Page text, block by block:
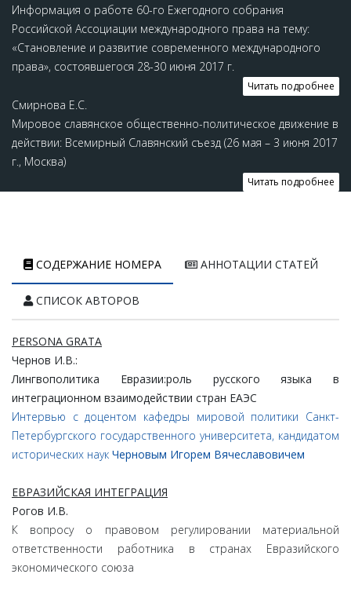
Информация о работе 60-го Ежегодного собрания
Российской Ассоциации международного права на тему:
«Становление и развитие современного международного
права», состоявшегося 28-30 июня 2017 г.
Читать подробнее
Смирнова Е.С.
Мировое славянское общественно-политическое движение в
действии: Всемирный Славянский съезд (26 мая – 3 июня 2017
г., Москва)
Читать подробнее
СОДЕРЖАНИЕ НОМЕРА АННОТАЦИИ СТАТЕЙ
СПИСОК АВТОРОВ
PERSONA GRATA
Чернов И.В.:
Лингвополитика Евразии:роль русского языка в
интеграционном взаимодействии стран ЕАЭС
Интервью с доцентом кафедры мировой политики Санкт-
Петербургского государственного университета, кандидатом
исторических наук Черновым Игорем Вячеславовичем
ЕВРАЗИЙСКАЯ ИНТЕГРАЦИЯ
Рогов И.В.
К вопросу о правовом регулировании материальной
ответственности работника в странах Евразийского
экономического союза